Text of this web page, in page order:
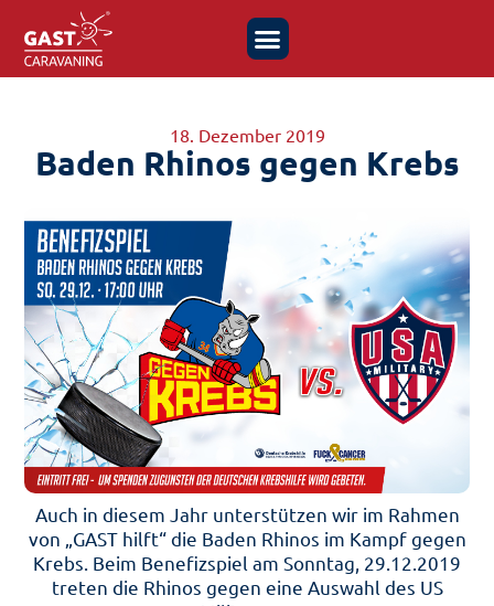
18. Dezember 2019
Baden Rhinos gegen Krebs
Auch in diesem Jahr unterstützen wir im Rahmen
von „GAST hilft“ die Baden Rhinos im Kampf gegen
Krebs. Beim Benefizspiel am Sonntag, 29.12.2019
treten die Rhinos gegen eine Auswahl des US